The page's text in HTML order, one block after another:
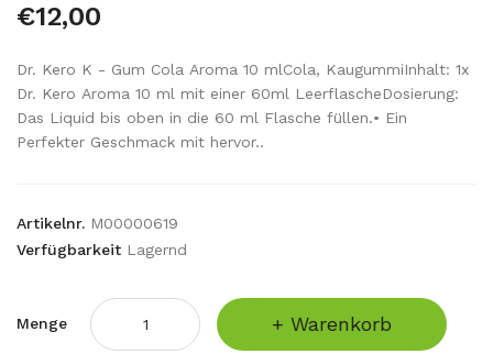
€12,00
Dr. Kero K - Gum Cola Aroma 10 mlCola, KaugummiInhalt: 1x
Dr. Kero Aroma 10 ml mit einer 60ml LeerflascheDosierung:
Das Liquid bis oben in die 60 ml Flasche füllen.• Ein
Perfekter Geschmack mit hervor..
Artikelnr. M00000619
Verfügbarkeit Lagernd
Menge + Warenkorb